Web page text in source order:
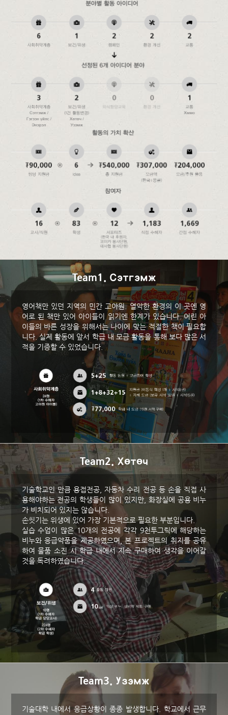
Team1. Сэтгэмж
영어책만 있던 지역의 민간 고아원. 열악한 환경의 이 곳엔 영
어로 된 책만 있어 아이들이 읽기엔 한계가 있습니다. 어린 아
이들의 바른 성장을 위해서는 나이에 맞는 적절한 책이 필요합
니다. 실제 활동에 앞서 학급 내 모금 활동을 통해 보다 많은 서
적을 기증할 수 있었습니다.
Team2. Хөтөч
기술학교인 만큼 용접전공, 자동차 수리 전공 등 손을 직접 사
용해야하는 전공의 학생들이 많이 있지만, 화장실에 공용 비누
가 비치되어 있지는 않습니다.
손씻기는 위생에 있어 가장 기본적으로 필요한 부분입니다.
실습 수업이 많은 10개의 전공에 각각 9천투그릭에 해당하는
비누와 응급약품을 제공하였으며, 본 프로젝트의 취지를 공유
하여 물품 소진 시 학급 내에서 지속 구매하여 생각을 이어갈
것을 독려하였습니다.
Team3. Узэмж
기술대학 내에서 응급상황이 종종 발생합니다. 학교에서 근무